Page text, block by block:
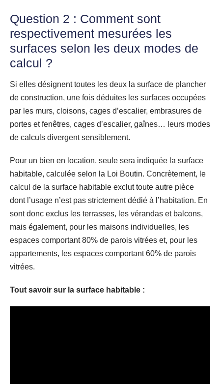
Question 2 : Comment sont
respectivement mesurées les
surfaces selon les deux modes de
calcul ?
Si elles désignent toutes les deux la surface de plancher
de construction, une fois déduites les surfaces occupées
par les murs, cloisons, cages d’escalier, embrasures de
portes et fenêtres, cages d’escalier, gaînes… leurs modes
de calculs divergent sensiblement.
Pour un bien en location, seule sera indiquée la surface
habitable, calculée selon la Loi Boutin. Concrètement, le
calcul de la surface habitable exclut toute autre pièce
dont l’usage n’est pas strictement dédié à l’habitation. En
sont donc exclus les terrasses, les vérandas et balcons,
mais également, pour les maisons individuelles, les
espaces comportant 80% de parois vitrées et, pour les
appartements, les espaces comportant 60% de parois
vitrées.
Tout savoir sur la surface habitable :